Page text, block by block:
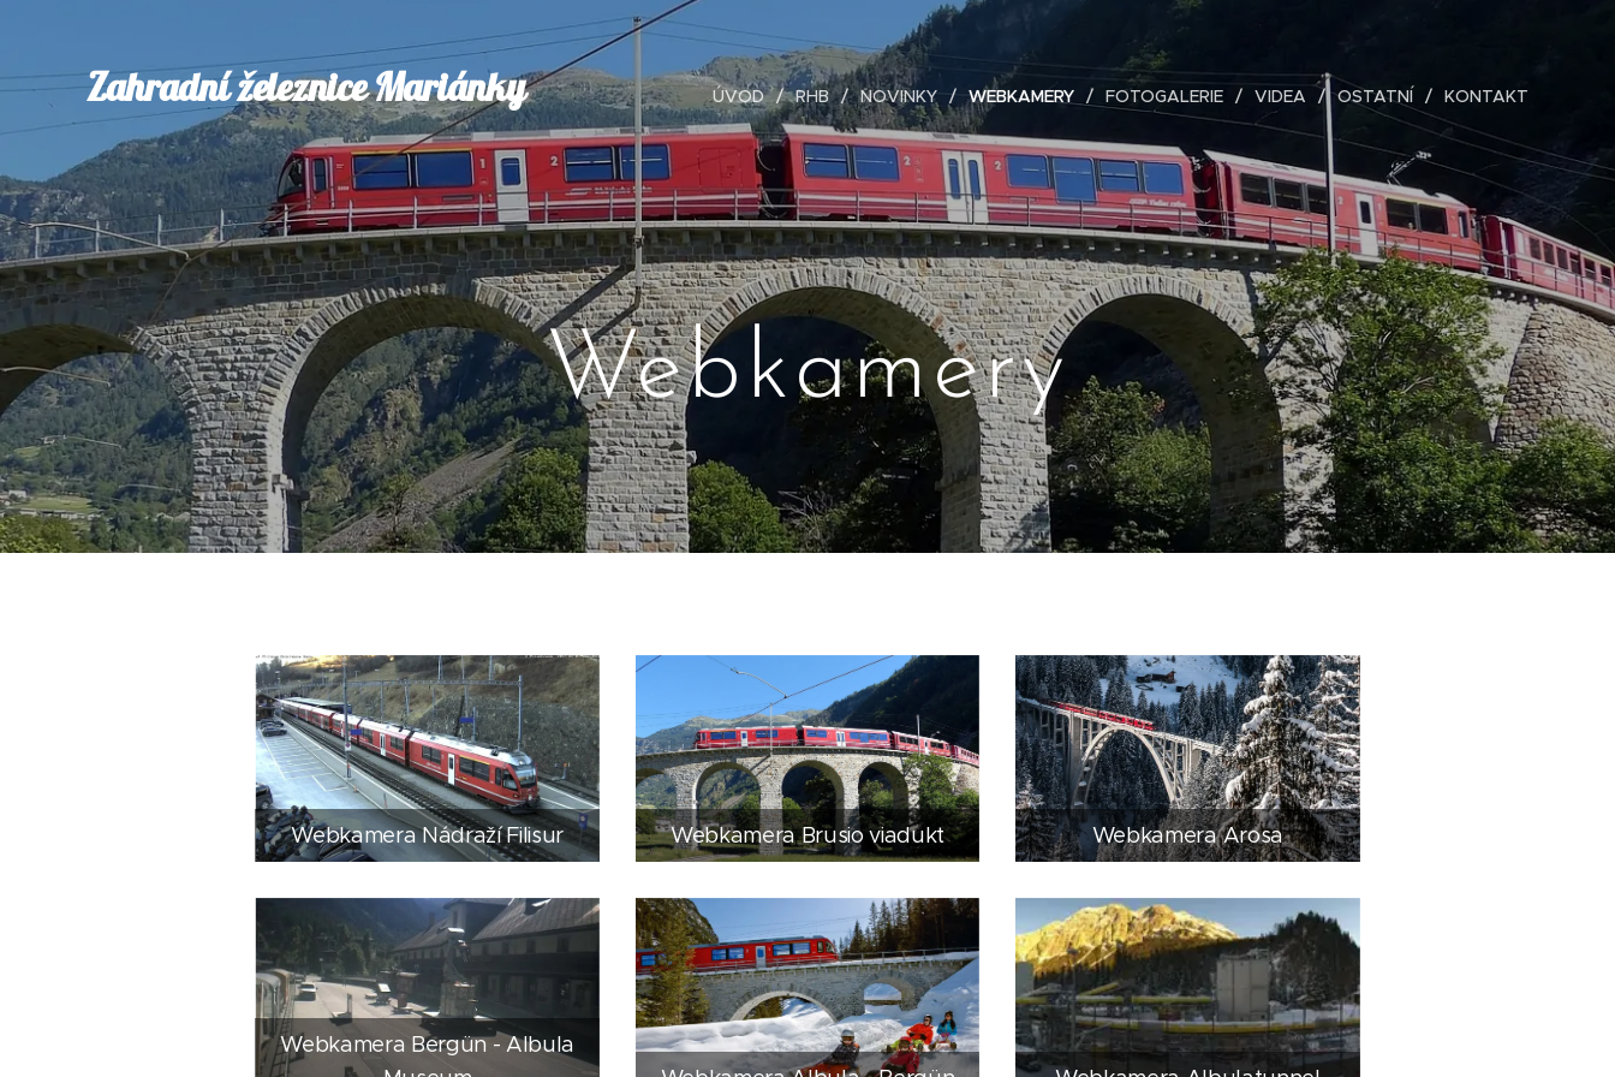
Zahradní železnice Mariánky ÚVOD RHB NOVINKY WEBKAMERY FOTOGALERIE VIDEA OSTATNÍ KONTAKT
Webkamery
Webkamera Nádraží Filisur Webkamera Brusio viadukt Webkamera Arosa
Webkamera Bergün - Albula